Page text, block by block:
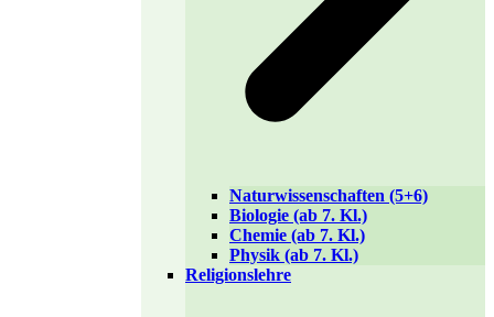
Naturwissenschaften (5+6)
Biologie (ab 7. Kl.)
Chemie (ab 7. Kl.)
Physik (ab 7. Kl.)
Religionslehre